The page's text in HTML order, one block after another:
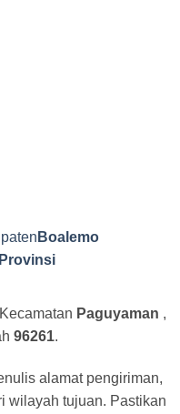
Boalemo
Paguyaman ,
96261.
alamat pengiriman,
wilayah tujuan. Pastikan